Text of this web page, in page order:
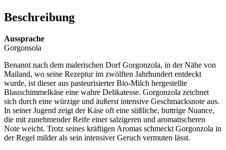
Beschreibung
Aussprache
Gorgonsola
Benannt nach dem malerischen Dorf Gorgonzola, in der Nähe von
Mailand, wo seine Rezeptur im zwölften Jahrhundert entdeckt
wurde, ist dieser aus pasteurisierter Bio-Milch hergestellte
Blauschimmelkäse eine wahre Delikatesse. Gorgonzola zeichnet
sich durch eine würzige und äußerst intensive Geschmacksnote aus.
In seiner Jugend zeigt der Käse oft eine süßliche, buttrige Nuance,
die mit zunehmender Reife einer salzigeren und aromatischeren
Note weicht. Trotz seines kräftigen Aromas schmeckt Gorgonzola in
der Regel milder als sein intensiver Geruch vermuten lässt.